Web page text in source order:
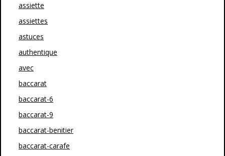
assiette
assiettes
astuces
authentique
avec
baccarat
baccarat-6
baccarat-9
baccarat-benitier
baccarat-carafe